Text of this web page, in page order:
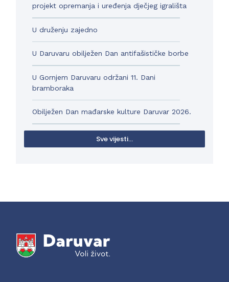
projekt opremanja i uređenja dječjeg igrališta
U druženju zajedno
U Daruvaru obilježen Dan antifašističke borbe
U Gornjem Daruvaru održani 11. Dani
bramboraka
Obilježen Dan mađarske kulture Daruvar 2026.
Sve vijesti...